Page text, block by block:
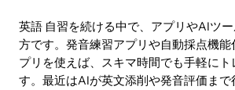
英語 自習を続ける中で、アプリやAIツ
方です。発音練習アプリや自動採点機
プリを使えば、スキマ時間でも手軽にト
す。最近はAIが英文添削や発音評価まで